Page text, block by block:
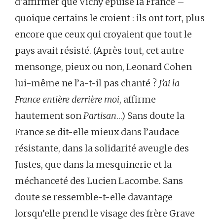
quoique certains le croient : ils ont tort, plus
encore que ceux qui croyaient que tout le
pays avait résisté. (Après tout, cet autre
mensonge, pieux ou non, Leonard Cohen
lui-même ne l’a-t-il pas chanté ? J’ai la
France entière derrière moi, affirme
hautement sonPartisan…) Sans doute la
France se dit-elle mieux dans l’audace
résistante, dans la solidarité aveugle des
Justes, que dans la mesquinerie et la
méchanceté des Lucien Lacombe. Sans
doute se ressemble-t-elle davantage
lorsqu’elle prend le visage des frère Grave